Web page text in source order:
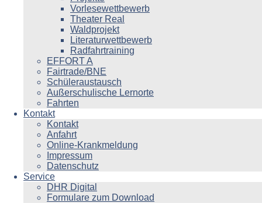
Vorlesewettbewerb
Theater Real
Waldprojekt
Literaturwettbewerb
Radfahrtraining
EFFORT A
Fairtrade/BNE
Schüleraustausch
Außerschulische Lernorte
Fahrten
Kontakt
Kontakt
Anfahrt
Online-Krankmeldung
Impressum
Datenschutz
Service
DHR Digital
Formulare zum Download